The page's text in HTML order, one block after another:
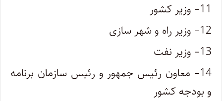
11– وزیر کشور
12– وزیر راه و شهر سازی
13– وزیر نفت
14– معاون رئیس جمهور و رئیس سازمان برنامه
و بودجه کشور